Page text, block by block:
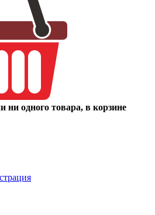
одного товара, в корзине